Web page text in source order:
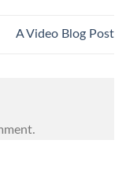
A Video Blog Post